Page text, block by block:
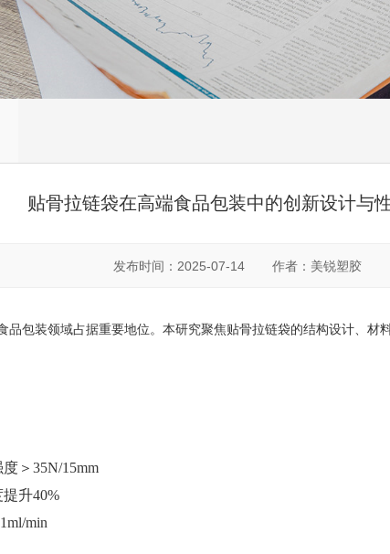
贴骨拉链袋在高端食品包装中的创新设计与
发布时间：2025-07-14 作者：美锐塑胶
包装领域占据重要地位。本研究聚焦贴骨拉链袋的结构设计、
＞35N/15mm
升40%
min